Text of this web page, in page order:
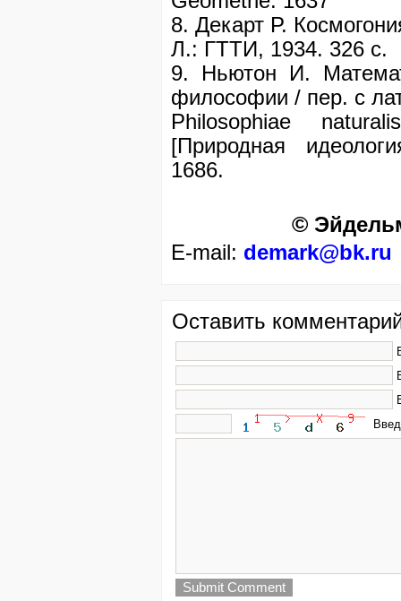
8. Декарт Р.
Л.: ГТТИ, 1934. 326 с.
9. Ньютон И.
философии / пер. с
Philosophiae
[Природная
1686.
©
E-mail: demark@bk.ru
Оставить